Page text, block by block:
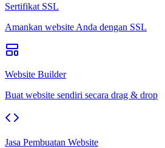
Sertifikat SSL
Amankan website Anda dengan SSL
Website Builder
Buat website sendiri secara drag & drop
Jasa Pembuatan Website